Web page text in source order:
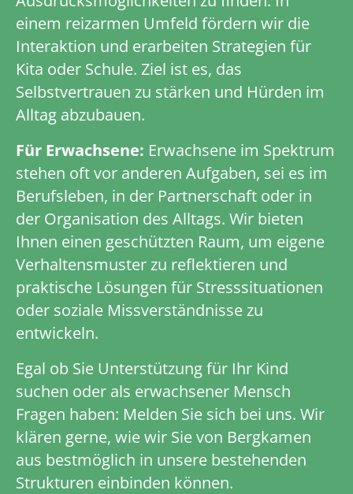
einem reizarmen Umfeld fördern wir die
Interaktion und erarbeiten Strategien für
Kita oder Schule. Ziel ist es, das
Selbstvertrauen zu stärken und Hürden im
Alltag abzubauen.
Für Erwachsene: Erwachsene im Spektrum
stehen oft vor anderen Aufgaben, sei es im
Berufsleben, in der Partnerschaft oder in
der Organisation des Alltags. Wir bieten
Ihnen einen geschützten Raum, um eigene
Verhaltensmuster zu reflektieren und
praktische Lösungen für Stresssituationen
oder soziale Missverständnisse zu
entwickeln.
Egal ob Sie Unterstützung für Ihr Kind
suchen oder als erwachsener Mensch
Fragen haben: Melden Sie sich bei uns. Wir
klären gerne, wie wir Sie von Bergkamen
aus bestmöglich in unsere bestehenden
Strukturen einbinden können.